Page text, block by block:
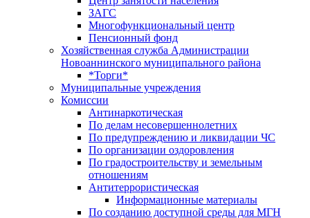
ЗАГС
Многофункциональный центр
Пенсионный фонд
Хозяйственная служба Администрации
Новоаннинского муниципального района
*Торги*
Муниципальные учреждения
Комиссии
Антинаркотическая
По делам несовершеннолетних
По предупреждению и ликвидации ЧС
По организации оздоровления
По градостроительству и земельным
отношениям
Антитеррористическая
Информационные материалы
По созданию доступной среды для МГН